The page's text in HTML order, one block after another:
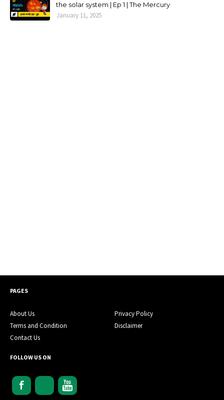
the solar system | Ep 1 | The Mercury
January 11, 2025
PAGES
About Us
Privacy Policy
Terms and Condition
Disclaimer
Contact Us
FOLLOW US ON